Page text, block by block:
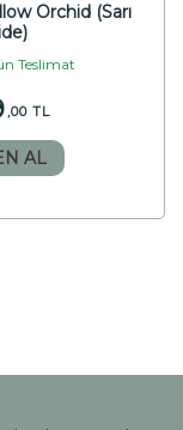
Orchid (Sarı
Teslimat
,00 TL
AL